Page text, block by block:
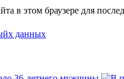
в этом браузере для
данных